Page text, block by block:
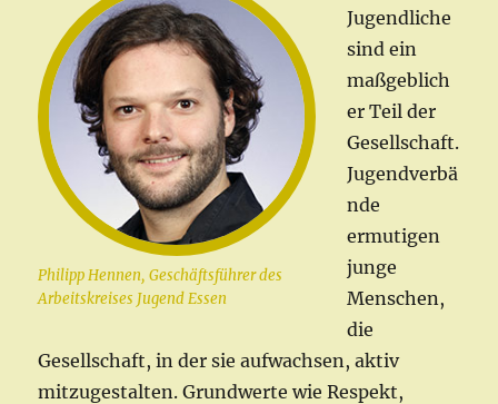
Philipp Hennen, Geschäftsführer des
Arbeitskreises Jugend Essen
Jugendliche
sind ein
maßgeblich
er Teil der
Gesellschaft.
Jugendverbä
nde
ermutigen
junge
Menschen,
die
Gesellschaft, in der sie aufwachsen, aktiv
mitzugestalten. Grundwerte wie Respekt,